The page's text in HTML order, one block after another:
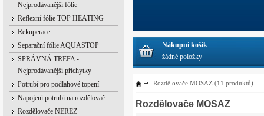
Nejprodávanější fólie
Reflexní fólie TOP HEATING
Rekuperace
Separační fólie AQUASTOP
SPRÁVNÁ TREFA -
Nejprodávanější příchytky
Potrubí pro podlahové topení
Napojení potrubí na rozdělovač
Rozdělovače NEREZ
Rozdělovače MOSAZ (11 produktů)
Rozdělovače MOSAZ
Nákupní košík
žádné položky